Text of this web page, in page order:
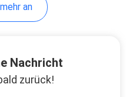
an
Nachricht
zurück!